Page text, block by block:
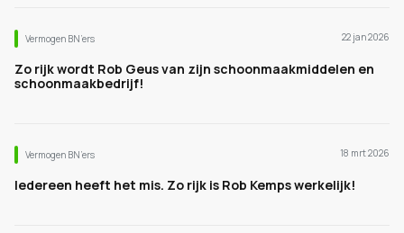
Vermogen BN’ers 22 jan 2026
Zo rijk wordt Rob Geus van zijn schoonmaakmiddelen en
schoonmaakbedrijf!
Vermogen BN’ers 18 mrt 2026
Iedereen heeft het mis. Zo rijk is Rob Kemps werkelijk!